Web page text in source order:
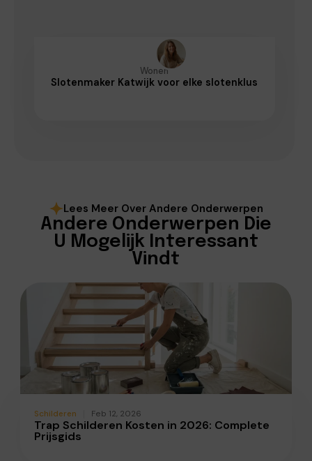
Wonen
Slotenmaker Katwijk voor elke slotenklus
Lees Meer Over Andere Onderwerpen
Andere Onderwerpen Die
U Mogelijk Interessant
Vindt
Schilderen Feb 12, 2026
Trap Schilderen Kosten in 2026: Complete
Prijsgids